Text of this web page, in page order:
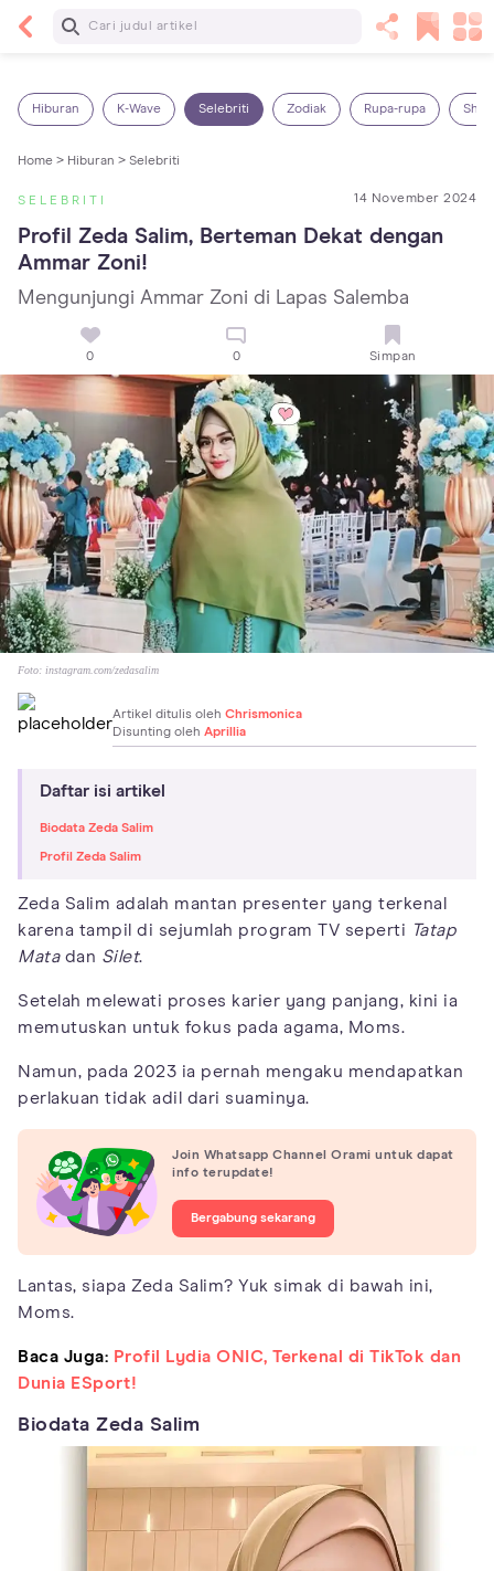
Baca Selanjutnya
Hiburan K-Wave Selebriti Zodiak Rupa-rupa
Home > Hiburan > Selebriti
SELEBRITI 14 November 2024
Profil Zeda Salim, Berteman Dekat dengan
Ammar Zoni!
Mengunjungi Ammar Zoni di Lapas Salemba
0 0 Simpan
Foto: instagram.com/zedasalim
Artikel ditulis oleh Chrismonica
Disunting oleh Aprillia
Daftar isi artikel
Biodata Zeda Salim
Profil Zeda Salim
Zeda Salim adalah mantan presenter yang terkenal
karena tampil di sejumlah program TV seperti Tatap
Mata dan Silet.
Setelah melewati proses karier yang panjang, kini ia
memutuskan untuk fokus pada agama, Moms.
Namun, pada 2023 ia pernah mengaku mendapatkan
perlakuan tidak adil dari suaminya.
Join Whatsapp Channel Orami untuk dapat
info terupdate!
Bergabung sekarang
Lantas, siapa Zeda Salim? Yuk simak di bawah ini,
Moms.
Baca Juga: Profil Lydia ONIC, Terkenal di TikTok dan
Dunia ESport!
Biodata Zeda Salim